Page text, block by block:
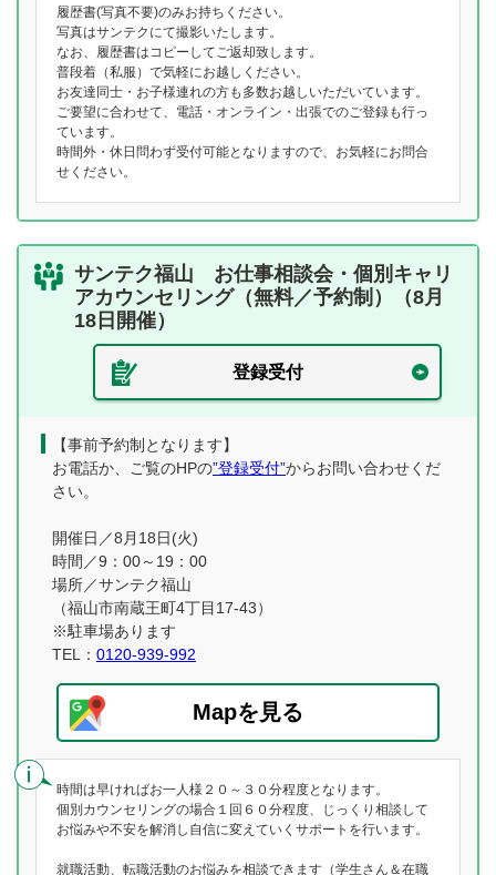
履歴書(写真不要)のみお持ちください。
写真はサンテクにて撮影いたします。
なお、履歴書はコピーしてご返却致します。
普段着（私服）で気軽にお越しください。
お友達同士・お子様連れの方も多数お越しいただいています。
ご要望に合わせて、電話・オンライン・出張でのご登録も行っ
ています。
時間外・休日問わず受付可能となりますので、お気軽にお問合
せください。
サンテク福山 お仕事相談会・個別キャリ
アカウンセリング（無料／予約制）（8月
18日開催）
登録受付
【事前予約制となります】
お電話か、ご覧のHPの”登録受付”からお問い合わせくだ
さい。
開催日／8月18日(火)
時間／9：00～19：00
場所／サンテク福山
（福山市南蔵王町4丁目17-43）
※駐車場あります
TEL： 0120-939-992
Mapを見る
時間は早ければお一人様２０～３０分程度となります。
個別カウンセリングの場合１回６０分程度、じっくり相談して
お悩みや不安を解消し自信に変えていくサポートを行います。
就職活動、転職活動のお悩みを相談できます（学生さん＆在職